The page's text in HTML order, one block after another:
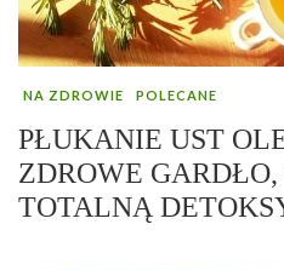
NA ZDROWIE POLECANE
PŁUKANIE UST
ZDROWE
TOTALNĄ